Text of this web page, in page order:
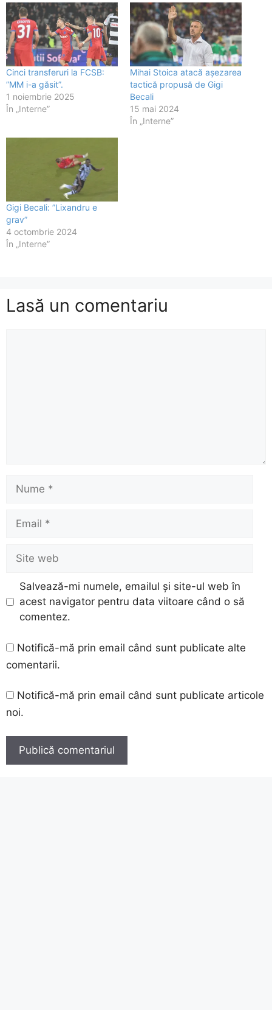
Cinci transferuri la FCSB:
”MM i-a găsit”.
1 noiembrie 2025
În „Interne”
Mihai Stoica atacă așezarea
tactică propusă de Gigi
Becali
15 mai 2024
În „Interne”
Gigi Becali: ”Lixandru e
grav”
4 octombrie 2024
În „Interne”
Lasă un comentariu
Nume
Email
Site
web
Salvează-mi numele, emailul și site-ul web în
acest navigator pentru data viitoare când o să
comentez.
Notifică-mă prin email când sunt publicate alte
comentarii.
Notifică-mă prin email când sunt publicate articole
noi.